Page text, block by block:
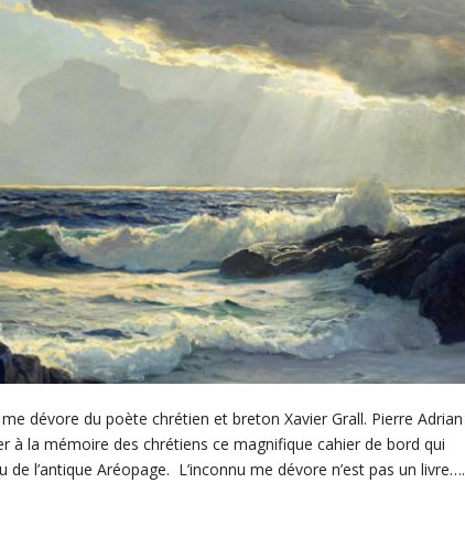
dévore du poète chrétien et breton Xavier Grall. Pierre Adrian
à la mémoire des chrétiens ce magnifique cahier de bord qui
l’antique Aréopage. L’inconnu me dévore n’est pas un livre….